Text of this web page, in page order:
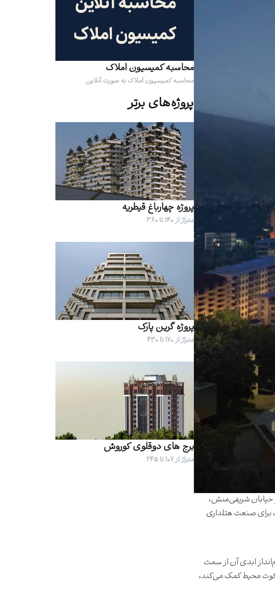
خیابان شریفی‌منش،
برای صنعت هتلداری
ابدی آن از سمت
محیط کمک می‌کند،
محاسبه کمیسیون املاک
محاسبه کمیسیون املاک به صورت آنلاین
پروژه‌های برتر
پروژه چهارباغ قیطریه
متراژ از 140 تا 360
پروژه گرین پارک
متراژ از 170 تا 430
برج های دوقلوی کوروش
متراژ از 107 تا 245